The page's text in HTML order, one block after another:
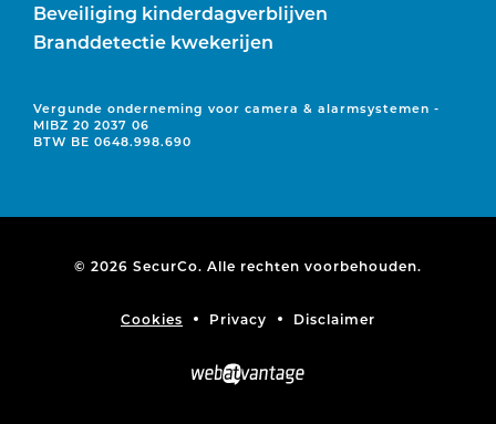
Beveiliging kinderdagverblijven
Branddetectie kwekerijen
Vergunde onderneming voor camera & alarmsystemen -
MIBZ 20 2037 06
BTW BE 0648.998.690
© 2026 SecurCo. Alle rechten voorbehouden.
Cookies Privacy Disclaimer